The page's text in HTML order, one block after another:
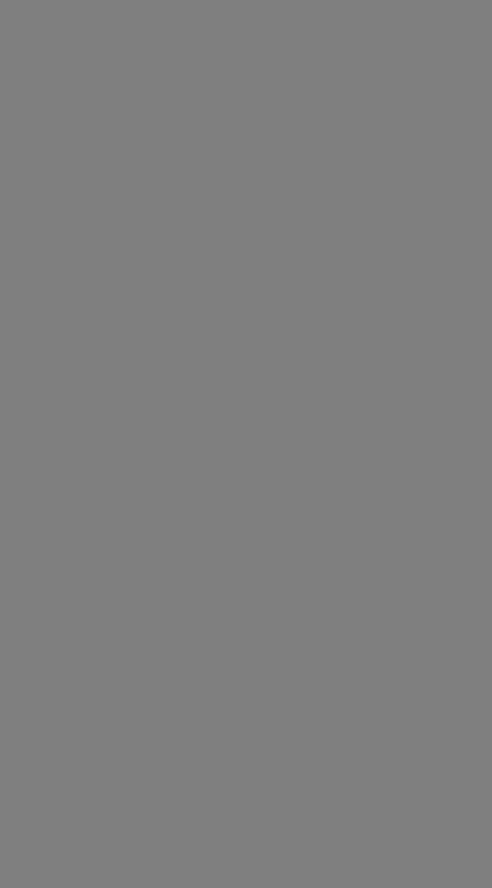
jest określenie ich zakresu.
prowadzi do bałaganu, wydłużenia
jak: malowanie ścian, montaż
dokładnie przemyśleć, jakie prace
takich jak wymiana okien, wyburzanie
prac, który je systematyzuje.
więcej czasu. Istotna jest również ich
ścian domu.
których będą dotyczyły prace. Na
budynku. Nieprecyzyjne wyliczenia
udostępniają bezpłatne e-
potrzebnego materiału oraz wybrać
remontu udostępniają, np.